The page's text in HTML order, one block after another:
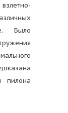
Было
пилона